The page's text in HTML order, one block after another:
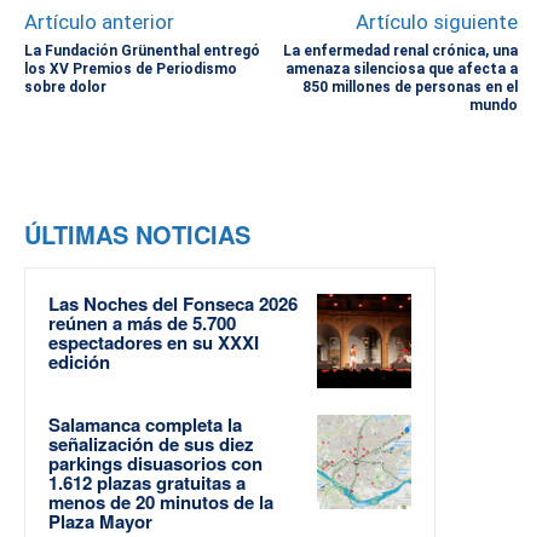
Artículo anterior
La Fundación Grünenthal entregó
los XV Premios de Periodismo
sobre dolor
Artículo siguiente
La enfermedad renal crónica, una
amenaza silenciosa que afecta a
850 millones de personas en el
mundo
ÚLTIMAS NOTICIAS
Las Noches del Fonseca 2026
reúnen a más de 5.700
espectadores en su XXXI
edición
Salamanca completa la
señalización de sus diez
parkings disuasorios con
1.612 plazas gratuitas a
menos de 20 minutos de la
Plaza Mayor